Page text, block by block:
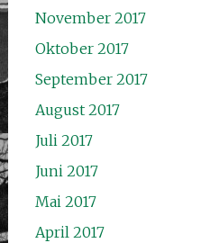
November 2017
Oktober 2017
September 2017
August 2017
Juli 2017
Juni 2017
Mai 2017
April 2017